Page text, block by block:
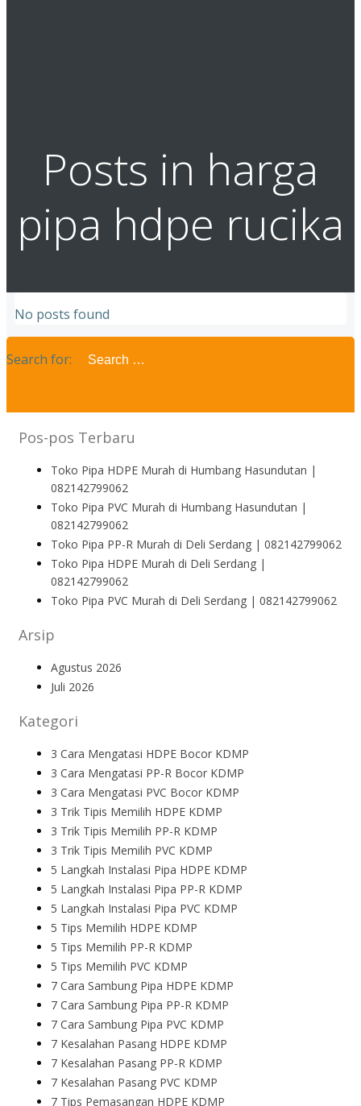
Posts in harga
pipa hdpe rucika
No posts found
Search for:
Pos-pos Terbaru
Toko Pipa HDPE Murah di Humbang Hasundutan |
082142799062
Toko Pipa PVC Murah di Humbang Hasundutan |
082142799062
Toko Pipa PP-R Murah di Deli Serdang | 082142799062
Toko Pipa HDPE Murah di Deli Serdang |
082142799062
Toko Pipa PVC Murah di Deli Serdang | 082142799062
Arsip
Agustus 2026
Juli 2026
Kategori
3 Cara Mengatasi HDPE Bocor KDMP
3 Cara Mengatasi PP-R Bocor KDMP
3 Cara Mengatasi PVC Bocor KDMP
3 Trik Tipis Memilih HDPE KDMP
3 Trik Tipis Memilih PP-R KDMP
3 Trik Tipis Memilih PVC KDMP
5 Langkah Instalasi Pipa HDPE KDMP
5 Langkah Instalasi Pipa PP-R KDMP
5 Langkah Instalasi Pipa PVC KDMP
5 Tips Memilih HDPE KDMP
5 Tips Memilih PP-R KDMP
5 Tips Memilih PVC KDMP
7 Cara Sambung Pipa HDPE KDMP
7 Cara Sambung Pipa PP-R KDMP
7 Cara Sambung Pipa PVC KDMP
7 Kesalahan Pasang HDPE KDMP
7 Kesalahan Pasang PP-R KDMP
7 Kesalahan Pasang PVC KDMP
7 Tips Pemasangan HDPE KDMP